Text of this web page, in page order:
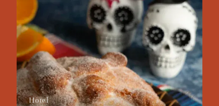
Hotel